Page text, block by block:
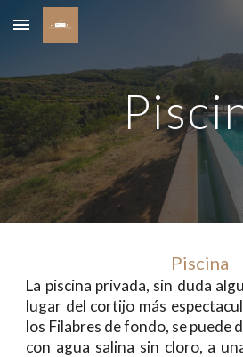
Skip to main content
Piscina
La piscina privada, sin duda
lugar del cortijo más
los Filabres de fondo, se puede
con agua salina sin cloro, a